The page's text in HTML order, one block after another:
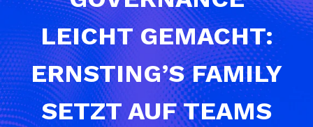
LEICHT GEMACHT:
ERNSTING’S FAMILY
SETZT AUF TEAMS